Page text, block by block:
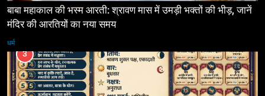
बाबा महाकाल की भस्म आरती: श्रावण मास में उमड़ी भक्तों की भीड़, जानें
मंदिर की आरतियों का नया समय
धर्म
3